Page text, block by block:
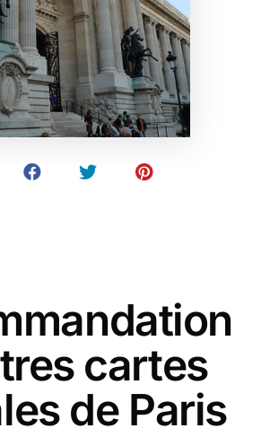
cartes
de Paris